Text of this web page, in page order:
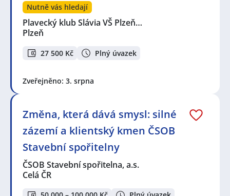
Nutně vás hledají
Plavecký klub Slávia VŠ Plzeň…
Plzeň
27 500 Kč Plný úvazek
Zveřejněno: 3. srpna
Změna, která dává smysl: silné
zázemí a klientský kmen ČSOB
Stavební spořitelny
ČSOB Stavební spořitelna, a.s.
Celá ČR